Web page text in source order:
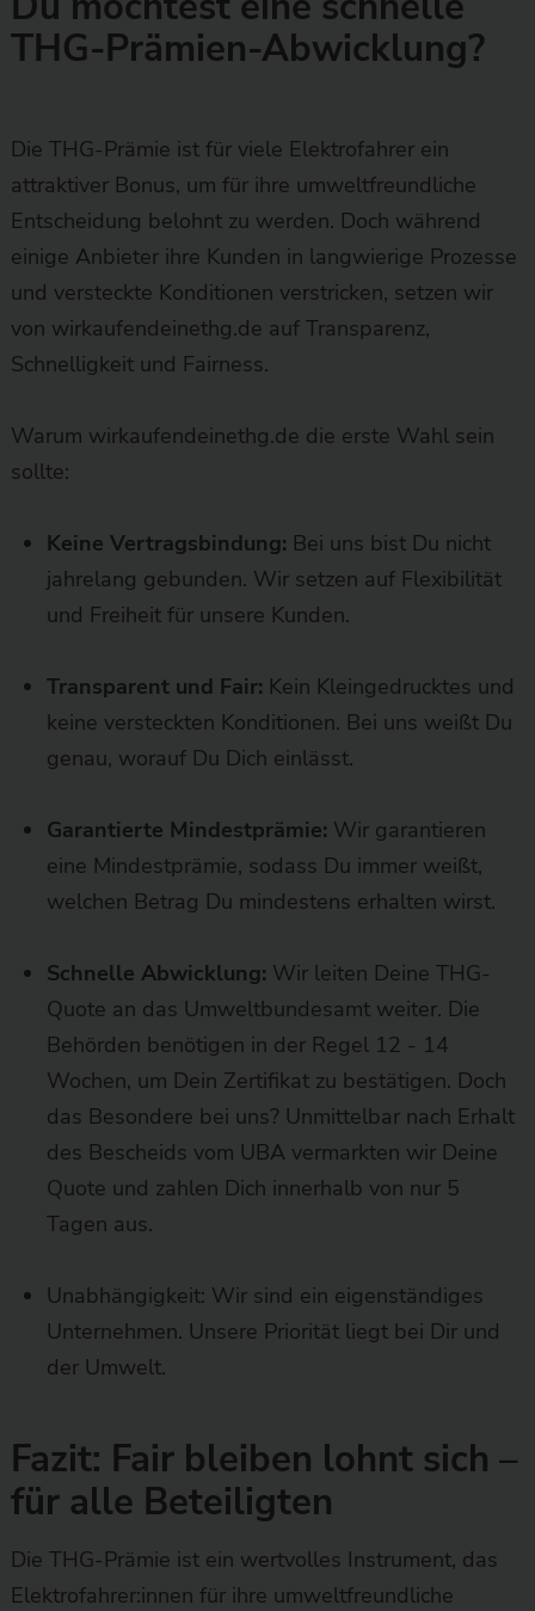
THG-Prämien-Abwicklung?
Die THG-Prämie ist für viele Elektrofahrer ein
attraktiver Bonus, um für ihre umweltfreundliche
Entscheidung belohnt zu werden. Doch während
einige Anbieter ihre Kunden in langwierige Prozesse
und versteckte Konditionen verstricken, setzen wir
von wirkaufendeinethg.de auf Transparenz,
Schnelligkeit und Fairness.
Warum wirkaufendeinethg.de die erste Wahl sein
sollte:
Keine Vertragsbindung: Bei uns bist Du nicht
jahrelang gebunden. Wir setzen auf Flexibilität
und Freiheit für unsere Kunden.
Transparent und Fair: Kein Kleingedrucktes und
keine versteckten Konditionen. Bei uns weißt Du
genau, worauf Du Dich einlässt.
Garantierte Mindestprämie: Wir garantieren
eine Mindestprämie, sodass Du immer weißt,
welchen Betrag Du mindestens erhalten wirst.
Schnelle Abwicklung: Wir leiten Deine THG-
Quote an das Umweltbundesamt weiter. Die
Behörden benötigen in der Regel 12 - 14
Wochen, um Dein Zertifikat zu bestätigen. Doch
das Besondere bei uns? Unmittelbar nach Erhalt
des Bescheids vom UBA vermarkten wir Deine
Quote und zahlen Dich innerhalb von nur 5
Tagen aus.
Unabhängigkeit: Wir sind ein eigenständiges
Unternehmen. Unsere Priorität liegt bei Dir und
der Umwelt.
Fazit: Fair bleiben lohnt sich –
für alle Beteiligten
Die THG-Prämie ist ein wertvolles Instrument, das
Elektrofahrer:innen für ihre umweltfreundliche